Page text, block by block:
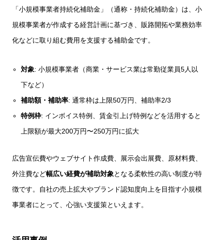
「小規模事業者持続化補助金」（通称・持続化補助金）は、小
規模事業者が作成する経営計画に基づき、販路開拓や業務効率
化などに取り組む費用を支援する補助金です。
対象: 小規模事業者（商業・サービス業は常勤従業員5人以
下など）
補助額・補助率: 通常枠は上限50万円、補助率2/3
特例枠: インボイス特例、賃金引上げ特例などを活用すると
上限額が最大200万円〜250万円に拡大
広告宣伝費やウェブサイト作成費、展示会出展費、原材料費、
外注費など幅広い経費が補助対象となる柔軟性の高い制度が特
徴です。自社の売上拡大やブランド認知度向上を目指す小規模
事業者にとって、心強い支援策といえます。